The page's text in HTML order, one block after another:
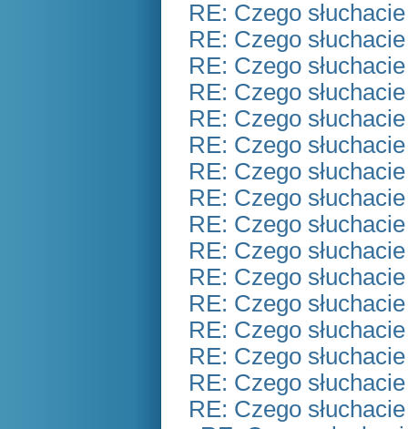
RE: Czego
RE: Czego
RE: Czego
RE: Czego
RE: Czego
RE: Czego
RE: Czego
RE: Czego
RE: Czego
RE: Czego
RE: Czego
RE: Czego
RE: Czego
RE: Czego
RE: Czego
RE: Czego